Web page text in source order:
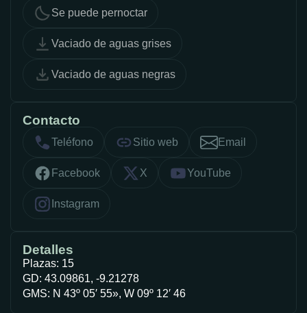
Se puede pernoctar
Vaciado de aguas grises
Vaciado de aguas negras
Contacto
Teléfono Sitio web Email
Facebook X YouTube
Instagram
Detalles
Plazas: 15
GD: 43.09861, -9.21278
GMS: N 43º 05′ 55», W 09º 12′ 46